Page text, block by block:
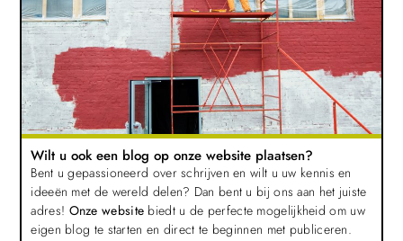
Wilt u ook een blog op onze website plaatsen?
Bent u gepassioneerd over schrijven en wilt u uw kennis en
ideeën met de wereld delen? Dan bent u bij ons aan het juiste
adres! Onze website biedt u de perfecte mogelijkheid om uw
eigen blog te starten en direct te beginnen met publiceren.